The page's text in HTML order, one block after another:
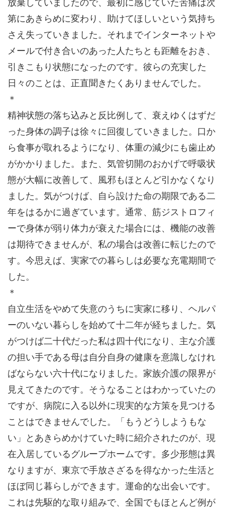
第にあきらめに変わり、助けてほしいという気持ち
さえ失っていきました。それまでインターネットや
メールで付き合いのあった人たちとも距離をおき、
引きこもり状態になったのです。彼らの充実した
日々のことは、正直聞きたくありませんでした。
＊
精神状態の落ち込みと反比例して、衰えゆくはずだ
った身体の調子は徐々に回復していきました。口か
ら食事が取れるようになり、体重の減少にも歯止め
がかかりました。また、気管切開のおかげで呼吸状
態が大幅に改善して、風邪もほとんど引かなくなり
ました。気がつけば、自ら設けた命の期限である二
年をはるかに過ぎています。通常、筋ジストロフィ
ーで身体が弱り体力が衰えた場合には、機能の改善
は期待できませんが、私の場合は改善に転じたので
す。今思えば、実家での暮らしは必要な充電期間で
した。
＊
自立生活をやめて失意のうちに実家に移り、ヘルパ
ーのいない暮らしを始めて十二年が経ちました。気
がつけば二十代だった私は四十代になり、主な介護
の担い手である母は自分自身の健康を意識しなけれ
ばならない六十代になりました。家族介護の限界が
見えてきたのです。そうなることはわかっていたの
ですが、病院に入る以外に現実的な方策を見つける
ことはできませんでした。「もうどうしようもな
い」とあきらめかけていた時に紹介されたのが、現
在入居しているグループホームです。多少形態は異
なりますが、東京で手放さざるを得なかった生活と
ほぼ同じ暮らしができます。運命的な出会いです。
これは先駆的な取り組みで、全国でもほとんど例が